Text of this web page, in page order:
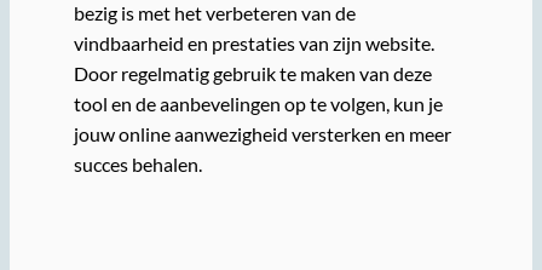
bezig is met het verbeteren van de
vindbaarheid en prestaties van zijn website.
Door regelmatig gebruik te maken van deze
tool en de aanbevelingen op te volgen, kun je
jouw online aanwezigheid versterken en meer
succes behalen.